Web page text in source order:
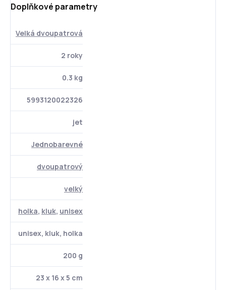
Doplňkové parametry
Velká dvoupatrová
2 roky
0.3 kg
5993120022326
jet
Jednobarevné
dvoupatrový
velký
holka, kluk, unisex
unisex, kluk, holka
200 g
23 x 16 x 5 cm